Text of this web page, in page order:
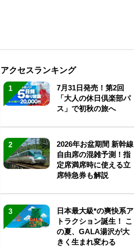
アクセスランキング
1
7月31日発売！第2回
「大人の休日倶楽部パ
ス」で初秋の旅へ
2
2026年お盆期間 新幹線
自由席の混雑予測！指
定席満席時に使える立
席特急券も解説
3
日本最大級*の爽快系ア
トラクション誕生！ こ
の夏、GALA湯沢が大
きく生まれ変わる